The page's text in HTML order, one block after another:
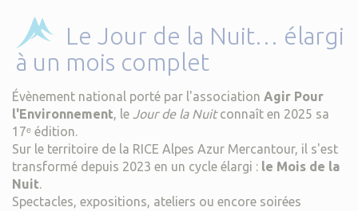
Le Jour de la Nuit… élargi
à un mois complet
Évènement national porté par l'association Agir Pour
l'Environnement, le Jour de la Nuitconnaît en 2025 sa
17ᵉ édition.
Sur le territoire de la RICE Alpes Azur Mercantour, il s'est
transformé depuis 2023 en un cycle élargi : le Mois de la
Nuit.
Spectacles, expositions, ateliers ou encore soirées